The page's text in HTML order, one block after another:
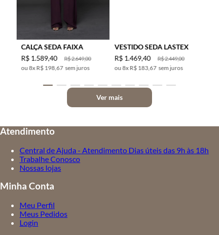
CALÇA SEDA FAIXA
R$2.649,00
R$ 1.589,40
8x R$ 198,67 sem juros
VESTIDO SEDA LASTEX
R$2.449,00
R$ 1.469,40
8x R$ 183,67 sem juros
Ver mais
Atendimento
Central de Ajuda - Atendimento Dias úteis das 9h às 18h
Trabalhe Conosco
Nossas lojas
Minha Conta
Meu Perfil
Meus Pedidos
Login